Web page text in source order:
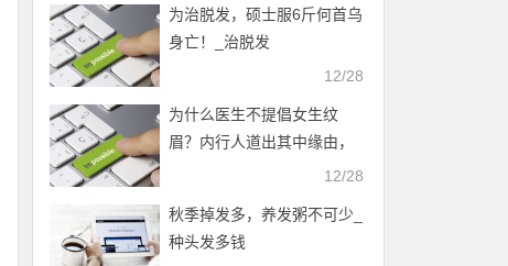
为治脱发，硕士服6斤何首乌
身亡！_治脱发
12/28
为什么医生不提倡女生纹
眉？内行人道出其中缘由，
幸好没跟风_掉头发是什么原
12/28
秋季掉发多，养发粥不可少_
种头发多钱